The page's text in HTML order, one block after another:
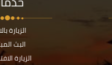
الزيارة
البث
الزيارة